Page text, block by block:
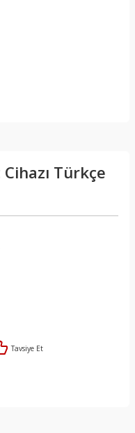
Türkçe
Tavsiye Et